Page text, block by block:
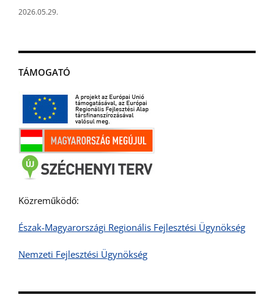
2026.05.29.
TÁMOGATÓ
Közreműködő:
Észak-Magyarországi Regionális Fejlesztési Ügynökség
Nemzeti Fejlesztési Ügynökség